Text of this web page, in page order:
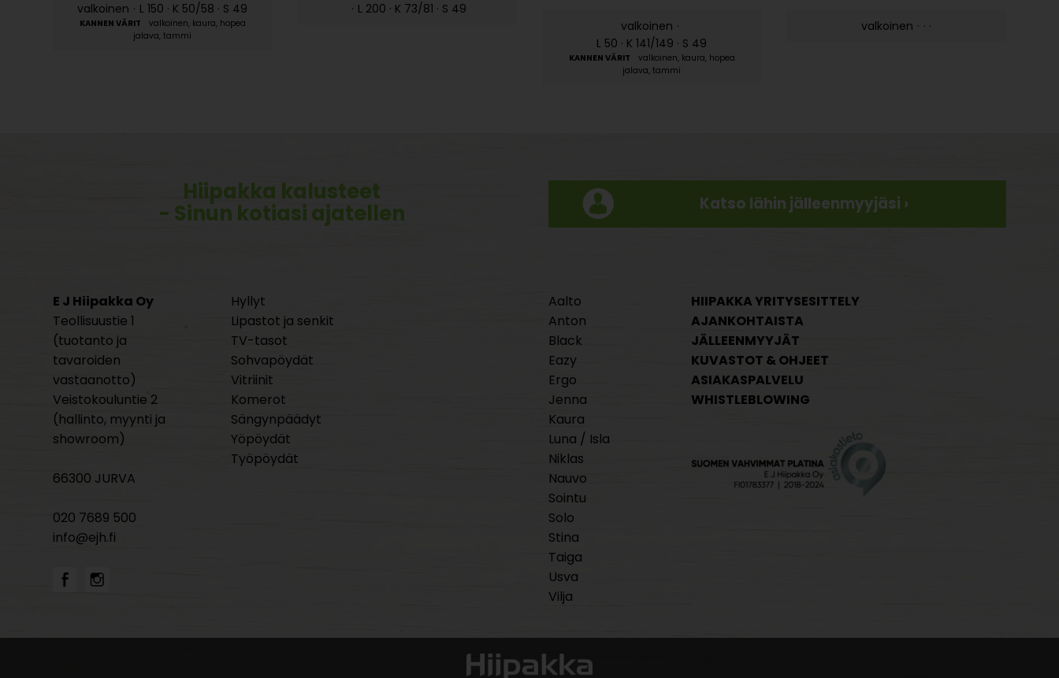
valkoinen · L 150 · K 50/58 · S 49
valkoinen, kaura, hopea
jalava, tammi
· L 200 · K 73/81 · S 49
valkoinen ·
L 50 · K 141/149 · S 49
valkoinen, kaura, hopea
jalava, tammi
valkoinen · · ·
Hiipakka kalusteet
- Sinun kotiasi ajatellen Katso lähin jälleenmyyjäsi ›
E J Hiipakka Oy
Teollisuustie 1
(tuotanto ja
tavaroiden
vastaanotto)
Veistokouluntie 2
(hallinto, myynti ja
showroom)
66300 JURVA
020 7689 500
info@ejh.fi
Hyllyt
Lipastot ja senkit
TV-tasot
Sohvapöydät
Vitriinit
Komerot
Sängynpäädyt
Yöpöydät
Työpöydät
Aalto
Anton
Black
Eazy
Ergo
Jenna
Kaura
Luna / Isla
Niklas
Nauvo
Sointu
Solo
Stina
Taiga
Usva
Vilja
HIIPAKKA YRITYSESITTELY
AJANKOHTAISTA
JÄLLEENMYYJÄT
KUVASTOT & OHJEET
ASIAKASPALVELU
WHISTLEBLOWING